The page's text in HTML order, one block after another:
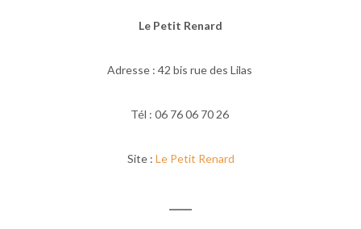
Le Petit Renard
Adresse : 42 bis rue des Lilas
Tél : 06 76 06 70 26
Site : Le Petit Renard